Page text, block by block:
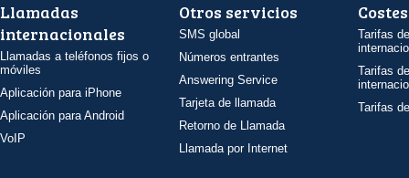
Llamadas
internacionales
Llamadas a teléfonos fijos o
móviles
Aplicación para iPhone
Aplicación para Android
VoIP
Otros servicios
SMS global
Números entrantes
Answering Service
Tarjeta de llamada
Retorno de Llamada
Llamada por Internet
Costes
Tarifas
Tarifas
Tarifas